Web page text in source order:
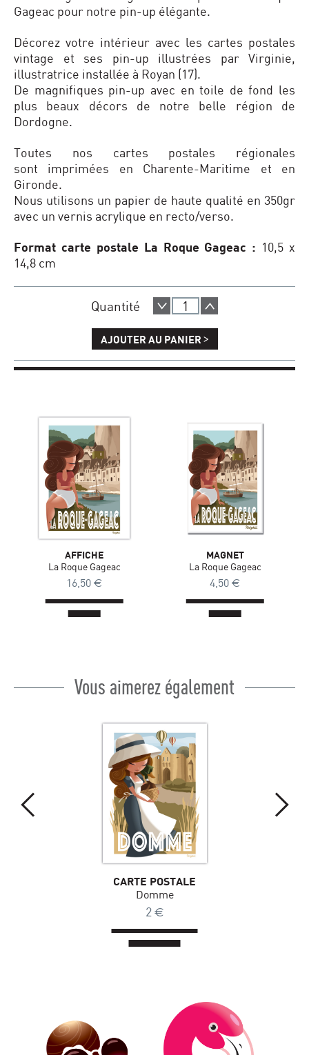
Gageac pour notre pin-up élégante.
Décorez votre intérieur avec les cartes postales
vintage et ses pin-up illustrées par Virginie,
illustratrice installée à Royan (17).
De magnifiques pin-up avec en toile de fond les
plus beaux décors de notre belle région de
Dordogne.
Toutes nos cartes postales régionales
sont imprimées en Charente-Maritime et en
Gironde.
Nous utilisons un papier de haute qualité en 350gr
avec un vernis acrylique en recto/verso.
Format carte postale La Roque Gageac : 10,5 x
14,8 cm
Quantité
AJOUTER AU PANIER >
AFFICHE
La Roque Gageac
16,50 €
MAGNET
La Roque Gageac
4,50 €
Vous aimerez également
CARTE POSTALE
Domme
2 €